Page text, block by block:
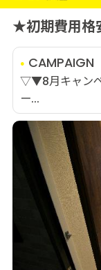
★初期費用格
CAMPAIGN
▽▼8月キャン
ー...